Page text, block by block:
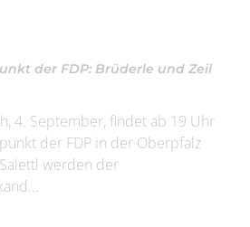
der FDP: Brüderle und Zeil
4. September, findet ab 19 Uhr
der FDP in der Oberpfalz
werden der